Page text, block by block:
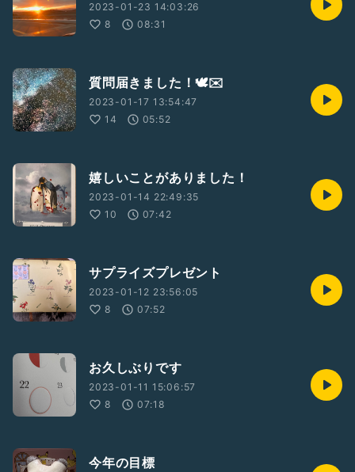
2023-01-23 14:03:26
8
08:31
質問届きました！🕊✉️
2023-01-17 13:54:47
14
05:52
嬉しいことがありました！
2023-01-14 22:49:35
10
07:42
サプライズプレゼント
2023-01-12 23:56:05
8
07:52
お久しぶりです
2023-01-11 15:06:57
8
07:18
今年の目標